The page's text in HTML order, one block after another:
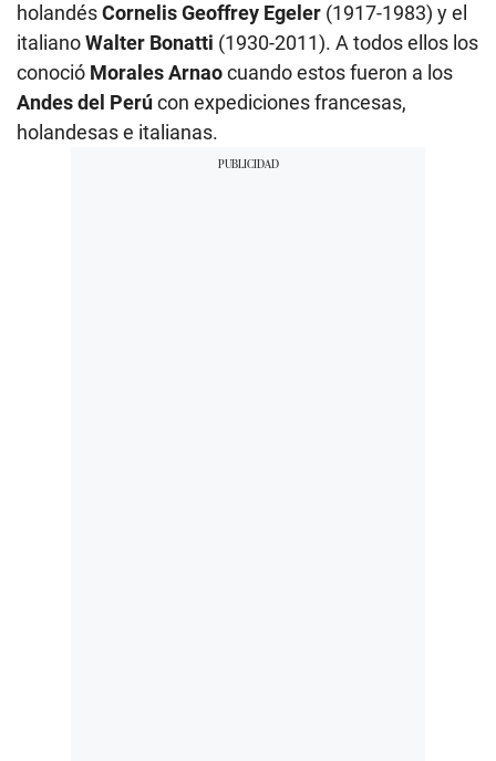
holandésCornelis Geoffrey Egeler (1917-1983) y el
italianoWalter Bonatti (1930-2011). A todos ellos los
conoció Morales Arnaocuando estos fueron a los
Andes del Perúcon expediciones francesas,
holandesas e italianas.